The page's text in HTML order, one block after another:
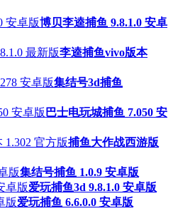
博贝李逵捕鱼 9.8.1.0 安卓
李逵捕鱼vivo版本
集结号3d捕鱼
巴士电玩城捕鱼 7.050 安
捕鱼大作战西游版
集结号捕鱼 1.0.9 安卓版
爱玩捕鱼3d 9.8.1.0 安卓版
爱玩捕鱼 6.6.0.0 安卓版